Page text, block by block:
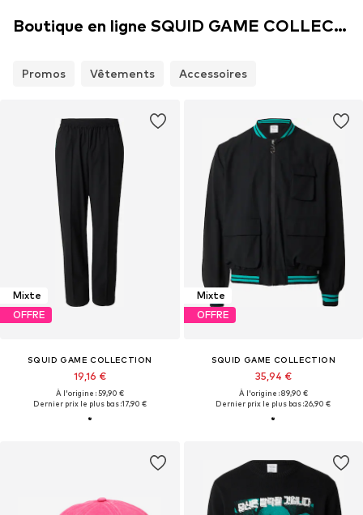
Boutique en ligne SQUID GAME COLLECTION
Promos Vêtements Accessoires
Mixte
OFFRE
SQUID GAME COLLECTION
19,16 €
À l'origine : 59,90 €
Dernier prix le plus bas :17,90 €
Mixte
OFFRE
SQUID GAME COLLECTION
35,94 €
À l'origine : 89,90 €
Dernier prix le plus bas :26,90 €